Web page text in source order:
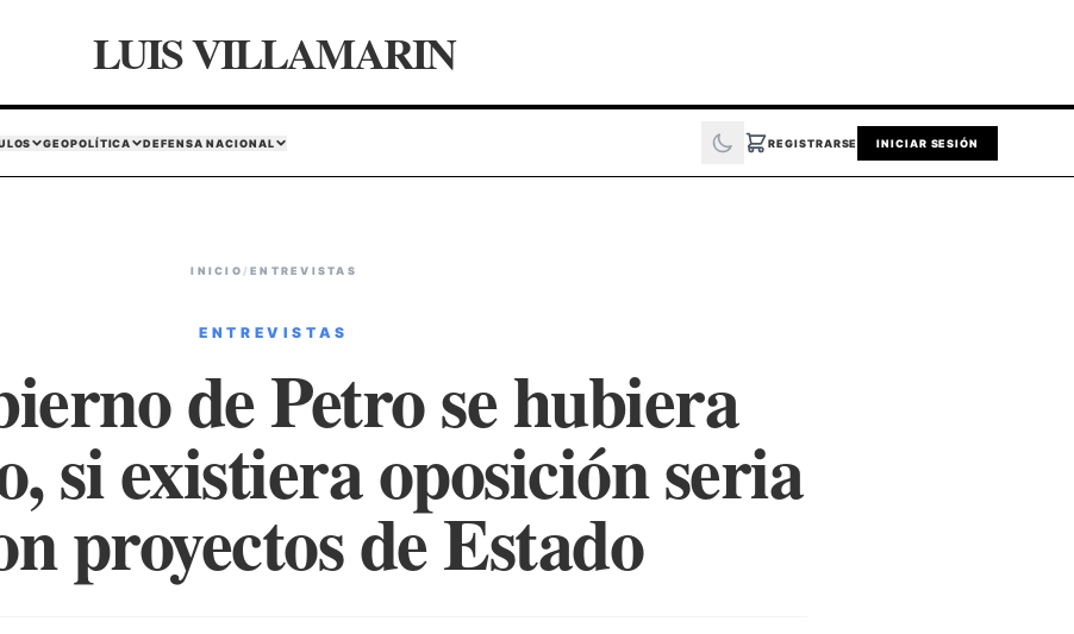
LUIS VILLAMARIN
GEOPOLÍTICA DEFENSA NACIONAL REGISTRARSE INICIAR SESIÓN
INICIO / ENTREVISTAS
ENTREVISTAS
de Petro se hubiera
si existiera oposición seria
proyectos de Estado